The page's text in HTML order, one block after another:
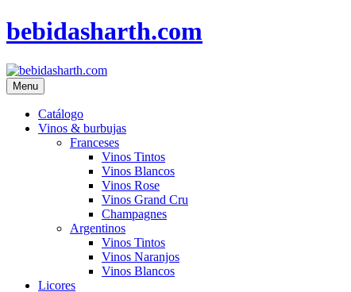
bebidasharth.com
Menu
Catálogo
Vinos & burbujas
Franceses
Vinos Tintos
Vinos Blancos
Vinos Rose
Vinos Grand Cru
Champagnes
Argentinos
Vinos Tintos
Vinos Naranjos
Vinos Blancos
Licores